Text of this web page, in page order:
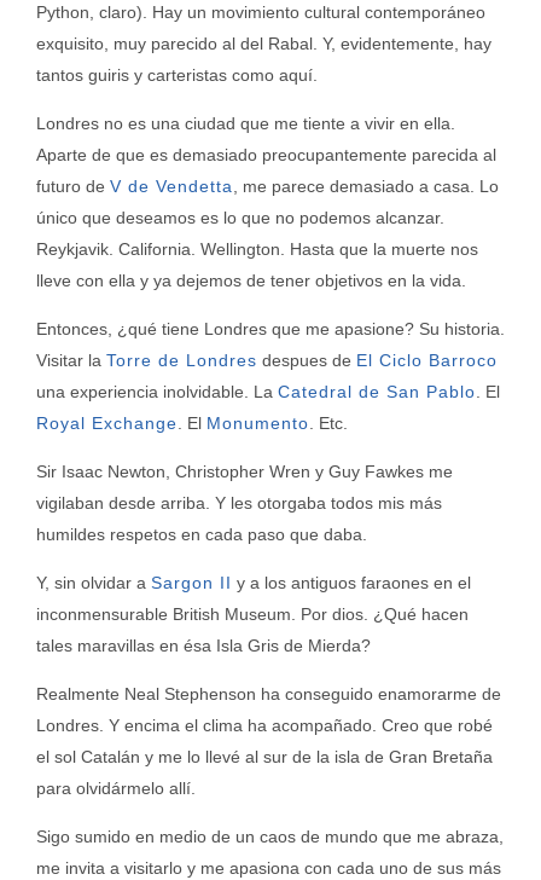
Python, claro). Hay un movimiento cultural contemporáneo
exquisito, muy parecido al del Rabal. Y, evidentemente, hay
tantos guiris y carteristas como aquí.
Londres no es una ciudad que me tiente a vivir en ella.
Aparte de que es demasiado preocupantemente parecida al
futuro de V de Vendetta
, me parece demasiado a casa. Lo
único que deseamos es lo que no podemos alcanzar.
Reykjavik. California. Wellington. Hasta que la muerte nos
lleve con ella y ya dejemos de tener objetivos en la vida.
Entonces, ¿qué tiene Londres que me apasione? Su historia
Visitar la Torre de Londres despues de El Ciclo Barroco
una experiencia inolvidable. La Catedral de San Pablo . El
Royal Exchange . El Monumento . Etc.
Sir Isaac Newton, Christopher Wren y Guy Fawkes me
vigilaban desde arriba. Y les otorgaba todos mis más
humildes respetos en cada paso que daba.
Y, sin olvidar a Sargon II y a los antiguos faraones en el
inconmensurable British Museum. Por dios. ¿Qué hacen
tales maravillas en ésa Isla Gris de Mierda?
Realmente Neal Stephenson ha conseguido enamorarme de
Londres. Y encima el clima ha acompañado. Creo que robé
el sol Catalán y me lo llevé al sur de la isla de Gran Bretaña
para olvidármelo allí.
Sigo sumido en medio de un caos de mundo que me abraza,
me invita a visitarlo y me apasiona con cada uno de sus más